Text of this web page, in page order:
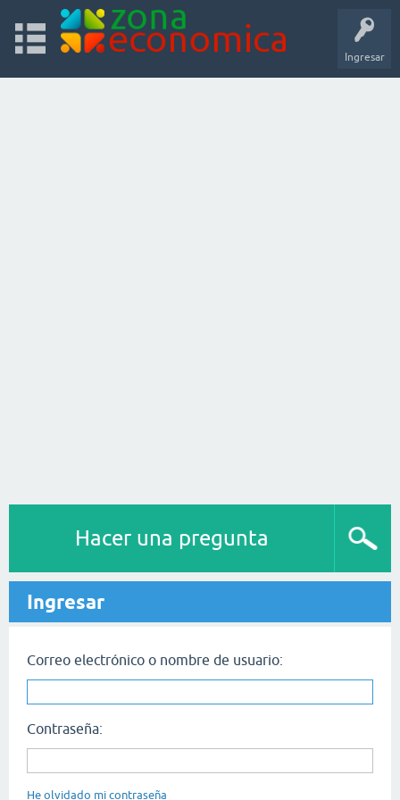
Ingresar
Hacer una pregunta
Ingresar
Correo electrónico o nombre de usuario:
Contraseña:
He olvidado mi contraseña